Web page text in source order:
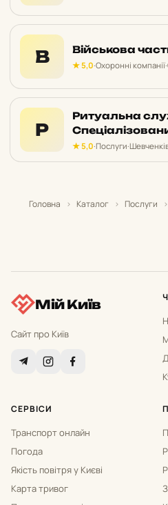
В Військова
★ 5,0·Охоронні компанії·
Р
Ритуальна
★ 5,0·Послуги·
Головна › Каталог › Послуги ›
Мій Київ
Сайт про Київ
СЕРВІСИ
Транспорт онлайн
Погода
Якість повітря у Києві
Карта тривог